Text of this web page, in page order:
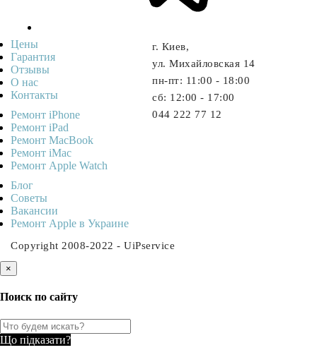
г. Киев,
ул. Михайловская 14
пн-пт: 11:00 - 18:00
cб: 12:00 - 17:00
044 222 77 12
Цены
Гарантия
Отзывы
О нас
Контакты
Ремонт iPhone
Ремонт iPad
Ремонт MacBook
Ремонт iMac
Ремонт Apple Watch
Блог
Советы
Ваканcии
Ремонт Apple в Украине
Copyright 2008-2022 - UiPservice
×
Поиск по сайту
Що підказати?